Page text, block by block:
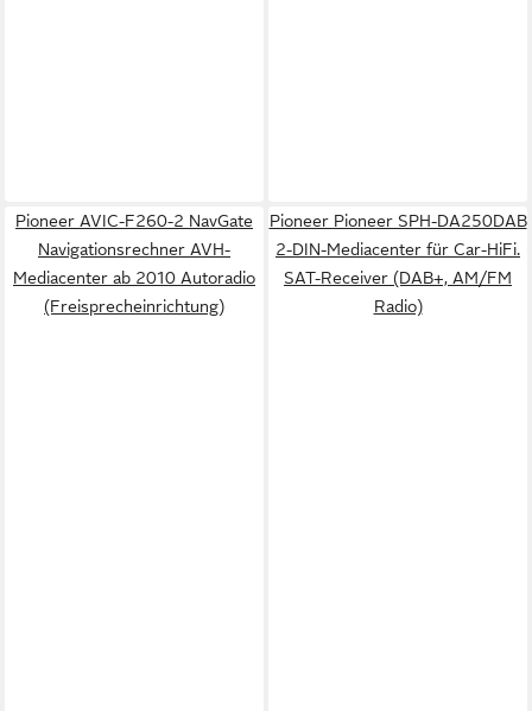
Pioneer AVIC-F260-2 NavGate
Navigationsrechner AVH-
Mediacenter ab 2010 Autoradio
(Freisprecheinrichtung)
Pioneer Pioneer SPH-DA250DAB
2-DIN-Mediacenter für Car-HiFi.
SAT-Receiver (DAB+, AM/FM
Radio)